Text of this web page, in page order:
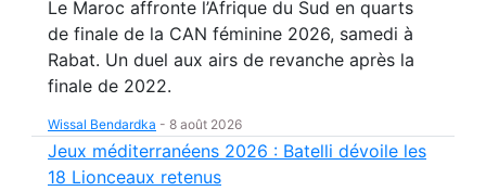
Le Maroc affronte l’Afrique du Sud en quarts
de finale de la CAN féminine 2026, samedi à
Rabat. Un duel aux airs de revanche après la
finale de 2022.
Wissal Bendardka - 8 août 2026
Jeux méditerranéens 2026 : Batelli dévoile les
18 Lionceaux retenus